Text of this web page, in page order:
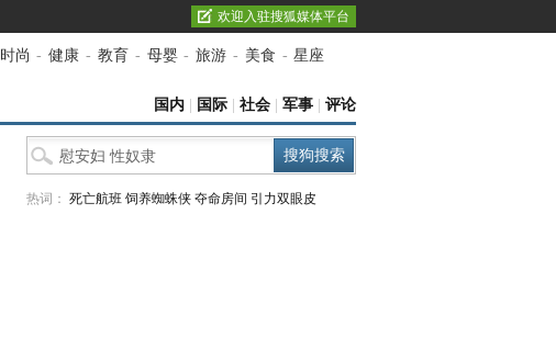
欢迎入驻搜狐媒体平台
时尚 - 健康 - 教育 - 母婴 - 旅游 - 美食 - 星座
国内 国际 社会 军事 评论
热词： 死亡航班 饲养蜘蛛侠 夺命房间 引力双眼皮